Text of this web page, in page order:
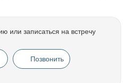
или записаться на встречу
Позвонить